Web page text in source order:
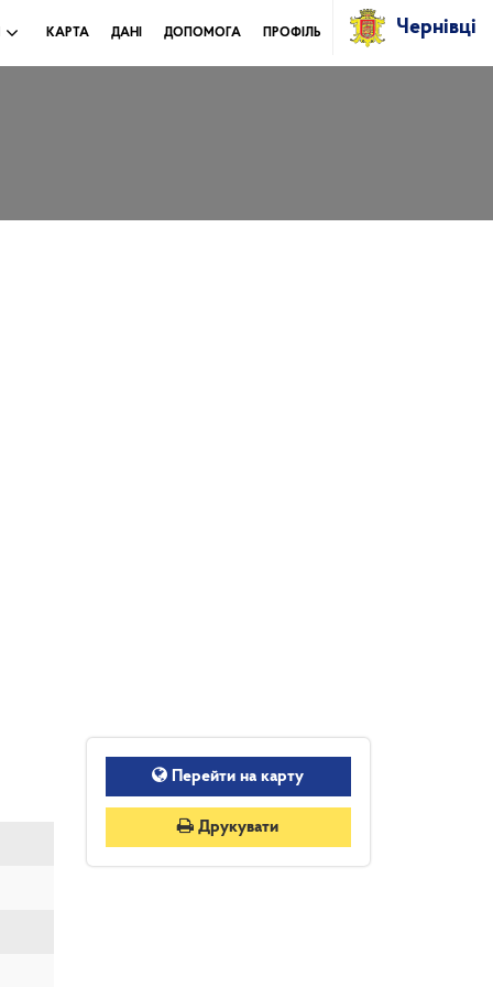
КАРТА ДАНІ ДОПОМОГА ПРОФІЛЬ Чернівці
Перейти на карту
Друкувати